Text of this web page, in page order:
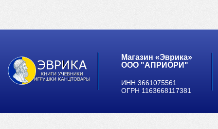
Магазин «Эврика»
ООО "АПРИОРИ"
ИНН 3661075561
ОГРН 1163668117381